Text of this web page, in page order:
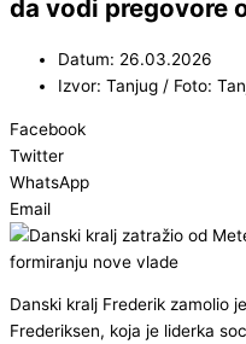
da vodi pregovore
Datum: 26.03.2026
Izvor: Tanjug / Foto:
Facebook
Twitter
WhatsApp
Email
Danski kralj Frederik zamolio
Frederiksen, koja je liderka